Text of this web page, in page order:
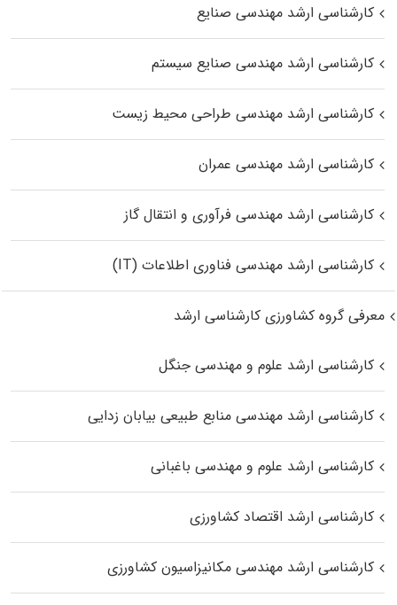
کارشناسی ارشد مهندسی صنایع
کارشناسی ارشد مهندسی صنایع سیستم
کارشناسی ارشد مهندسی طراحی محیط زیست
کارشناسی ارشد مهندسی عمران
کارشناسی ارشد مهندسی فرآوری و انتقال گاز
کارشناسی ارشد مهندسی فناوری اطلاعات (IT)
معرفی گروه کشاورزی کارشناسی ارشد
کارشناسی ارشد علوم و مهندسی جنگل
کارشناسی ارشد مهندسی منابع طبیعی بیابان زدایی
کارشناسی ارشد علوم و مهندسی باغبانی
کارشناسی ارشد اقتصاد کشاورزی
کارشناسی ارشد مهندسی مکانیزاسیون کشاورزی